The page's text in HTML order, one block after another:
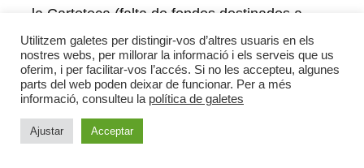
la Cartoteca (falta de fondos destinados a
adquirir / digitalizar cartografía), se planteó la
colaboración como un intercambio de
información, en el que la entidad / persona
cedente de la cartografía para su inclusión en
la Cartoteca obtenía a cambio la digitalización
Utilitzem galetes per distingir-vos d’altres usuaris en els
nostres webs, per millorar la informació i els serveis que us
oferim, i per facilitar-vos l’accés. Si no les accepteu, algunes
parts del web poden deixar de funcionar. Per a més
informació, consulteu la política de galetes
Ajustar Acceptar